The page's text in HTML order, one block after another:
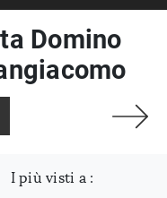
Domino
I più visti a :